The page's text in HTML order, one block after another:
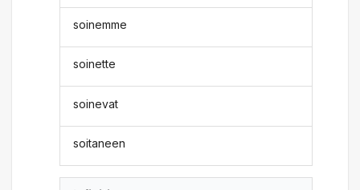
soinemme
soinette
soinevat
soitaneen